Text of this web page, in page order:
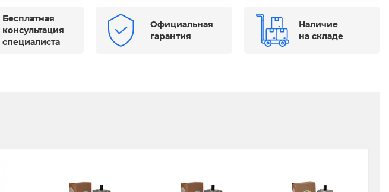
Бесплатная
консультация
специалиста
Официальная
гарантия
Наличие
на складе